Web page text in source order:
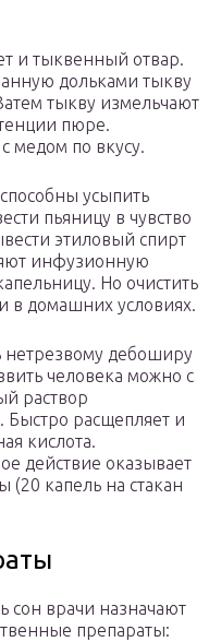
и тыквенный отвар.
дольками тыкву
тыкву измельчают
пюре.
медом по вкусу.
усыпить
пьяницу в чувство
этиловый спирт
инфузионную
Но очистить
в домашних условиях.
нетрезвому дебоширу
человека можно с
раствор
Быстро расщепляет и
кислота.
действие оказывает
(20 капель на стакан
сон врачи назначают
препараты: